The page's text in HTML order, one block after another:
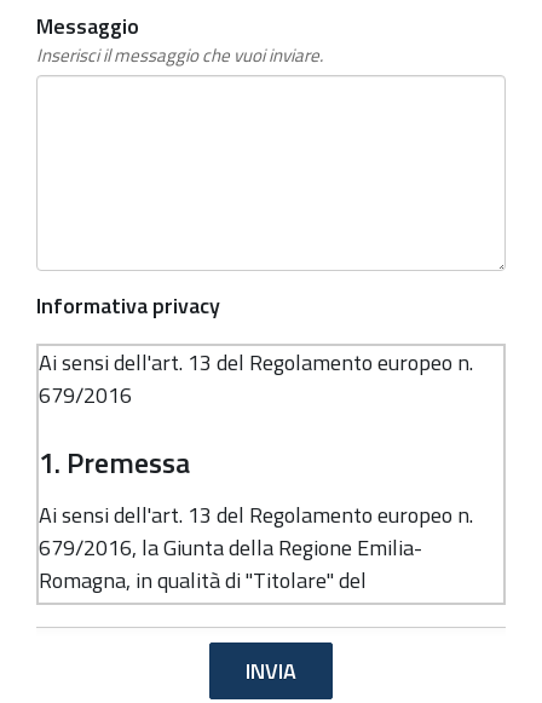
Messaggio
Inserisci il messaggio che vuoi inviare.
Informativa privacy
Ai sensi dell'art. 13 del Regolamento europeo n.
679/2016
1. Premessa
Ai sensi dell'art. 13 del Regolamento europeo n.
679/2016, la Giunta della Regione Emilia-
Romagna, in qualità di "Titolare" del
trattamento, è tenuta a fornirle informazioni in
merito all'utilizzo dei suoi dati personali.